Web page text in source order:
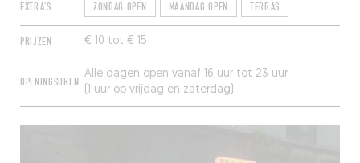
EXTRA'S ZONDAG OPEN MAANDAG OPEN TERRAS
PRIJZEN € 10 tot € 15
OPENINGSUREN
Alle dagen open vanaf 16 uur tot 23 uur
(1 uur op vrijdag en zaterdag).